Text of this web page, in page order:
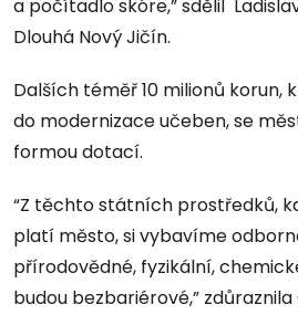
a počítadlo skóre,” sdělil
Dlouhá Nový Jičín.
Dalších téměř 10 milionů korun,
do modernizace učeben, se
formou dotací.
“Z těchto státních prostředků,
platí město, si vybavíme
přírodovědné, fyzikální,
budou bezbariérové,”